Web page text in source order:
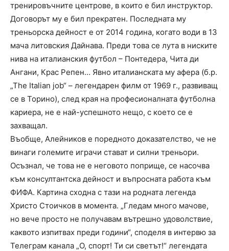
тренировъчните центрове, в които е бил инструктор.
Договорът му е бил прекратен. Последната му
треньорска дейност е от 2014 година, когато води в 13
мача литовския Дайнава. Преди това се лута в ниските
нива на италианския футбол – Понтедера, Чита ди
Ангани, Крас Репен… Явно италианската му афера (б.р.
„Тhe Italian job“ – легендарен филм от 1969 г., развиващ
се в Торино), след края на професионалната футболна
кариера, не е най-успешното нещо, с което се е
захващал.
Въобще, Алейников е поредното доказателство, че не
винаги големите играчи стават и силни треньори.
Осъзнал, че това не е неговото поприще, се насочва
към консултантска дейност и въпросната работа към
ФИФА. Картина сходна с тази на родната легенда
Христо Стоичков в момента. „Гледам много мачове,
но вече просто не получавам вътрешно удоволствие,
каквото изпитвах преди години“, споделя в интервю за
Телеграм канала „О, спорт! Ти си светът!“ легендата